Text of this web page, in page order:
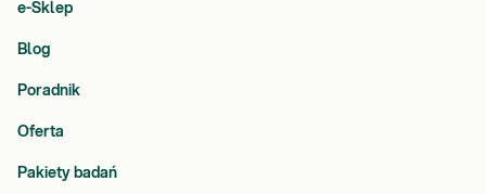
e-Sklep
Blog
Poradnik
Oferta
Pakiety badań